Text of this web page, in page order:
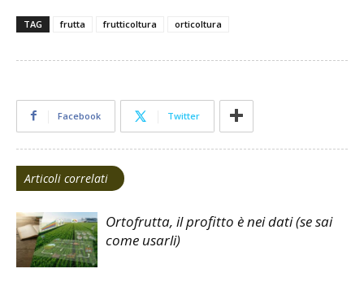
TAG frutta frutticoltura orticoltura
Facebook Twitter
Articoli correlati
Ortofrutta, il profitto è nei dati (se sai
come usarli)